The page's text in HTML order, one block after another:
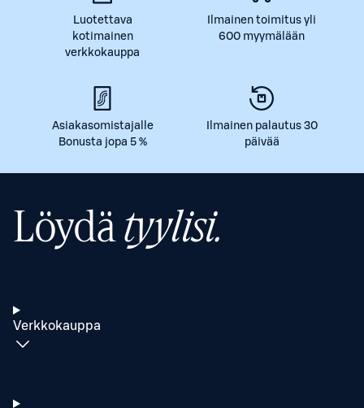
Luotettava
kotimainen
verkkokauppa
Ilmainen toimitus yli
600 myymälään
Asiakasomistajalle
Bonusta jopa 5 %
Ilmainen palautus 30
päivää
Löydätyylisi.
Verkkokauppa